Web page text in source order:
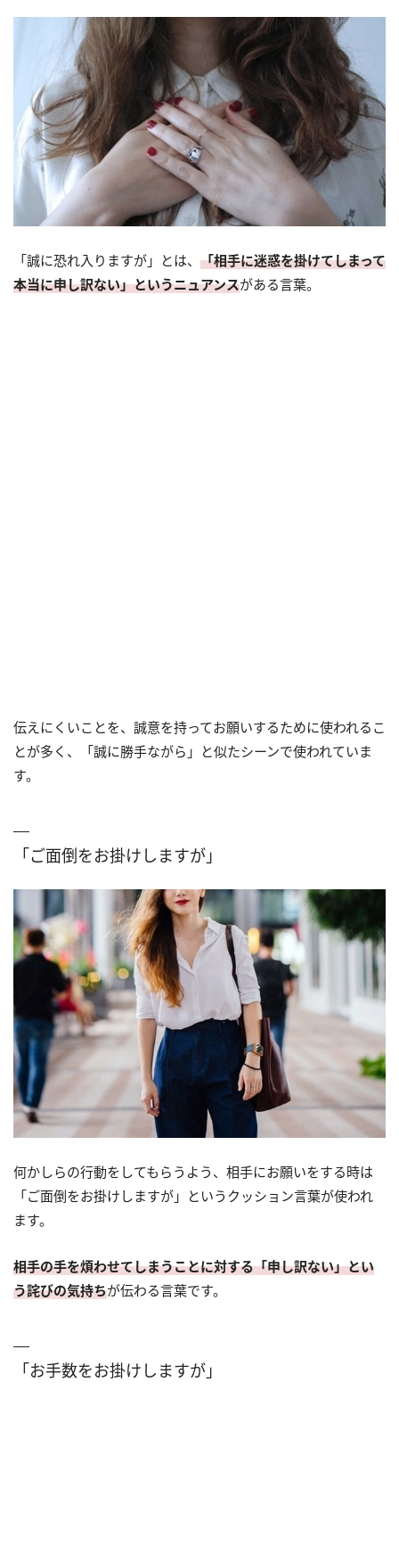
「誠に恐れ入りますが」とは、 「相手に迷惑を掛けてしまって
本当に申し訳ない」というニュアンスがある言葉。
伝えにくいことを、誠意を持ってお願いするために使われるこ
とが多く、「誠に勝手ながら」と似たシーンで使われていま
す。
「ご面倒をお掛けしますが」
何かしらの行動をしてもらうよう、相手にお願いをする時は
「ご面倒をお掛けしますが」というクッション言葉が使われ
ます。
相手の手を煩わせてしまうことに対する「申し訳ない」とい
う詫びの気持ちが伝わる言葉です。
「お手数をお掛けしますが」